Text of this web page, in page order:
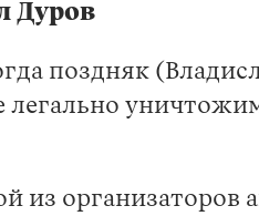
Дуров
поздняк
легально
из